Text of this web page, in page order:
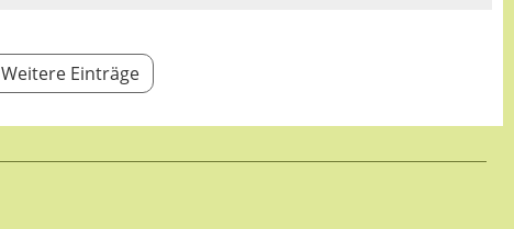
Weitere Einträge